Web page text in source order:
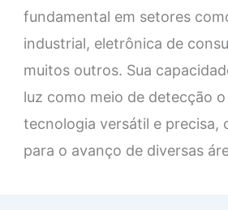
fundamental em setores
industrial, eletrônica de
muitos outros. Sua
luz como meio de detecção
tecnologia versátil e precisa,
para o avanço de diversas